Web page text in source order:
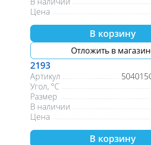
Цена
В корзину
Отложить в
2193
Артикул
Угол, °С
Размер
В наличии
Цена
В корзину